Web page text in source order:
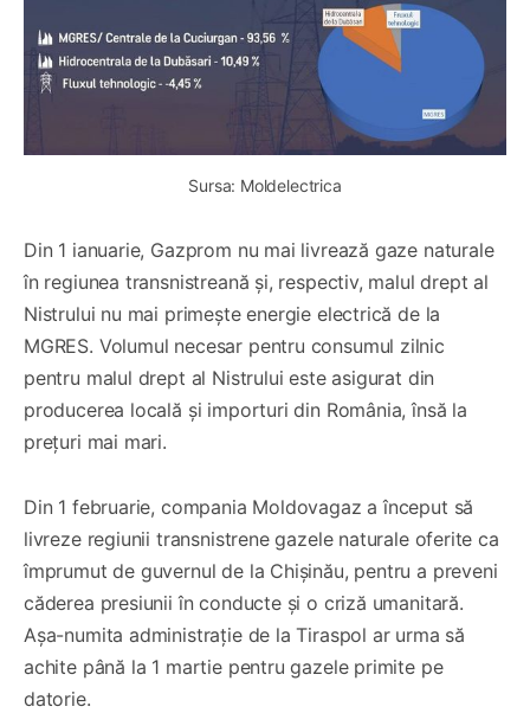
Sursa: Moldelectrica
Din 1 ianuarie, Gazprom nu mai livrează gaze naturale
în regiunea transnistreană și, respectiv, malul drept al
Nistrului nu mai primește energie electrică de la
MGRES. Volumul necesar pentru consumul zilnic
pentru malul drept al Nistrului este asigurat din
producerea locală și importuri din România, însă la
prețuri mai mari.
Din 1 februarie, compania Moldovagaz a început să
livreze regiunii transnistrene gazele naturale oferite ca
împrumut de guvernul de la Chișinău, pentru a preveni
căderea presiunii în conducte și o criză umanitară.
Așa-numita administrație de la Tiraspol ar urma să
achite până la 1 martie pentru gazele primite pe
datorie.